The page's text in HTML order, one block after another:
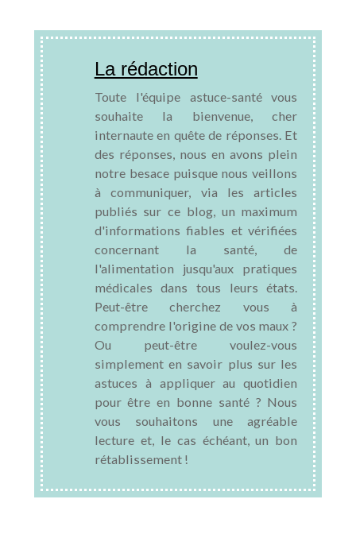
La rédaction
Toute l'équipe astuce-santé vous
souhaite la bienvenue, cher
internaute en quête de réponses. Et
des réponses, nous en avons plein
notre besace puisque nous veillons
à communiquer, via les articles
publiés sur ce blog, un maximum
d'informations fiables et vérifiées
concernant la santé, de
l'alimentation jusqu'aux pratiques
médicales dans tous leurs états.
Peut-être cherchez vous à
comprendre l'origine de vos maux ?
Ou peut-être voulez-vous
simplement en savoir plus sur les
astuces à appliquer au quotidien
pour être en bonne santé ? Nous
vous souhaitons une agréable
lecture et, le cas échéant, un bon
rétablissement !